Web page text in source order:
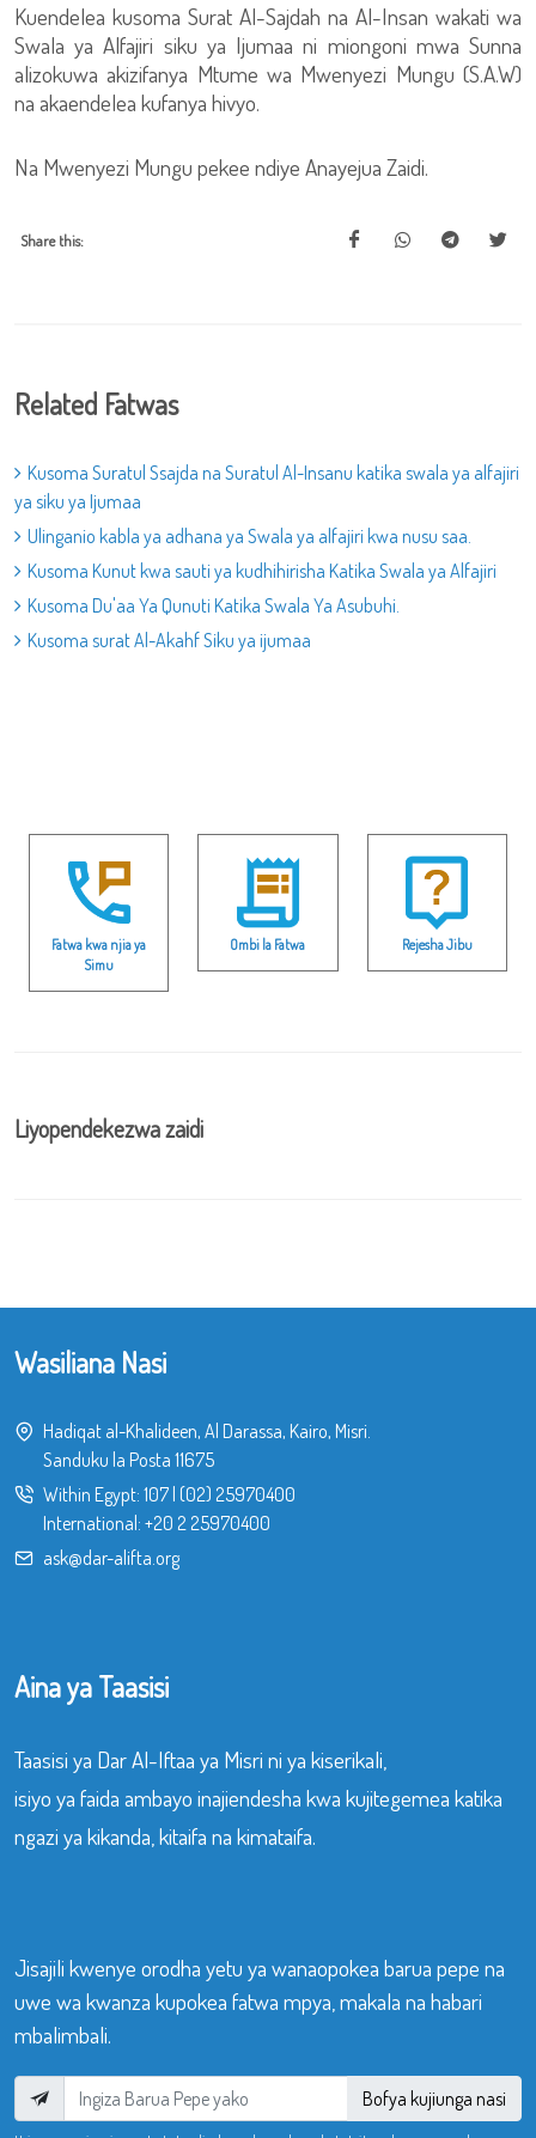
Kuendelea kusoma Surat Al-Sajdah na Al-Insan wakati wa
Swala ya Alfajiri siku ya Ijumaa ni miongoni mwa Sunna
alizokuwa akizifanya Mtume wa Mwenyezi Mungu (S.A.W)
na akaendelea kufanya hivyo.
Na Mwenyezi Mungu pekee ndiye Anayejua Zaidi.
Share this:
Related Fatwas
Kusoma Suratul Ssajda na Suratul Al-Insanu katika swala ya alfajiri
ya siku ya Ijumaa
Ulinganio kabla ya adhana ya Swala ya alfajiri kwa nusu saa.
Kusoma Kunut kwa sauti ya kudhihirisha Katika Swala ya Alfajiri
Kusoma Du'aa Ya Qunuti Katika Swala Ya Asubuhi.
Kusoma surat Al-Akahf Siku ya ijumaa
Fatwa kwa njia ya
Simu
Ombi la Fatwa Rejesha Jibu
Liyopendekezwa zaidi
Wasiliana Nasi
Hadiqat al-Khalideen, Al Darassa, Kairo, Misri.
Sanduku la Posta 11675
Within Egypt: 107| (02) 25970400
International: +20 2 25970400
ask@dar-alifta.org
Aina ya Taasisi
Taasisi ya Dar Al-Iftaa ya Misri ni ya kiserikali,
isiyo ya faida ambayo inajiendesha kwa kujitegemea katika
ngazi ya kikanda, kitaifa na kimataifa.
Jisajili kwenye orodha yetu ya wanaopokea barua pepe na
uwe wa kwanza kupokea fatwa mpya, makala na habari
mbalimbali.
Bofya kujiunga nasi